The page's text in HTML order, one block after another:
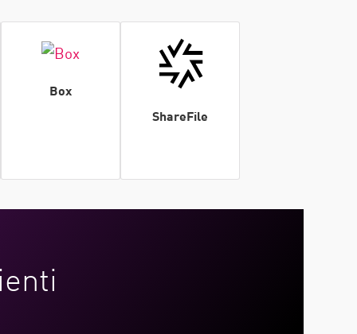
Box
ShareFile